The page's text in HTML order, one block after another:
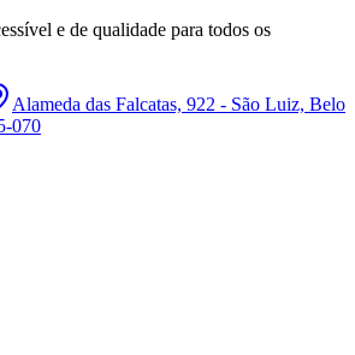
e de qualidade para todos os
Alameda das Falcatas, 922 - São Luiz, Belo
070